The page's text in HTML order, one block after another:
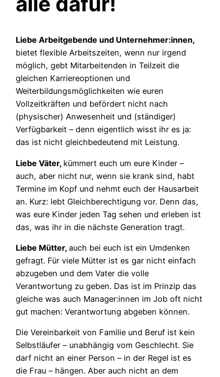
Liebe Arbeitgebende und Unternehmer:innen,
bietet flexible Arbeitszeiten, wenn nur irgend
möglich, gebt Mitarbeitenden in Teilzeit die
gleichen Karriereoptionen und
Weiterbildungsmöglichkeiten wie euren
Vollzeitkräften und befördert nicht nach
(physischer) Anwesenheit und (ständiger)
Verfügbarkeit – denn eigentlich wisst ihr es ja:
das ist nicht gleichbedeutend mit Leistung.
Liebe Väter, kümmert euch um eure Kinder –
auch, aber nicht nur, wenn sie krank sind, habt
Termine im Kopf und nehmt euch der Hausarbeit
an. Kurz: lebt Gleichberechtigung vor. Denn das,
was eure Kinder jeden Tag sehen und erleben ist
das, was ihr in die nächste Generation tragt.
Liebe Mütter, auch bei euch ist ein Umdenken
gefragt. Für viele Mütter ist es gar nicht einfach
abzugeben und dem Vater die volle
Verantwortung zu geben. Das ist im Prinzip das
gleiche was auch Manager:innen im Job oft nicht
gut machen: Verantwortung abgeben können.
Die Vereinbarkeit von Familie und Beruf ist kein
Selbstläufer – unabhängig vom Geschlecht. Sie
darf nicht an einer Person – in der Regel ist es
die Frau – hängen. Aber auch nicht an dem